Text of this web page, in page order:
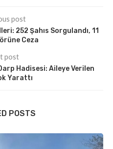
post
252 Şahıs Sorgulandı, 11
Ceza
post
Hadisesi: Aileye Verilen
Yarattı
POSTS